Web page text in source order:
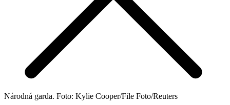
Národná garda. Foto: Kylie Cooper/File Foto/Reuters